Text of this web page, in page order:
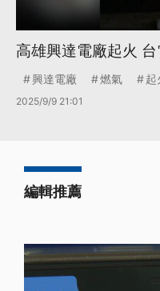
高雄興達電廠起火
興達電廠 燃氣 起
2025/9/9 21:01
編輯推薦